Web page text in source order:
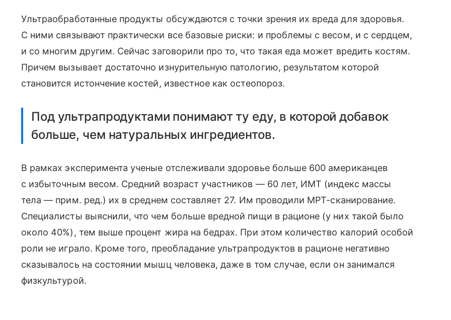
Ультраобработанные продукты обсуждаются с точки зрения их вреда для здоровья.
С ними связывают практически все базовые риски: и проблемы с весом, и с сердцем,
и со многим другим. Сейчас заговорили про то, что такая еда может вредить костям.
Причем вызывает достаточно изнурительную патологию, результатом которой
становится истончение костей, известное как остеопороз.
Под ультрапродуктами понимают ту еду, в которой добавок
больше, чем натуральных ингредиентов.
В рамках эксперимента ученые отслеживали здоровье больше 600 американцев
с избыточным весом. Средний возраст участников — 60 лет, ИМТ (индекс массы
тела — прим. ред.) их в среднем составляет 27. Им проводили МРТ-сканирование.
Специалисты выяснили, что чем больше вредной пищи в рационе (у них такой было
около 40%), тем выше процент жира на бедрах. При этом количество калорий особой
роли не играло. Кроме того, преобладание ультрапродуктов в рационе негативно
сказывалось на состоянии мышц человека, даже в том случае, если он занимался
физкультурой.